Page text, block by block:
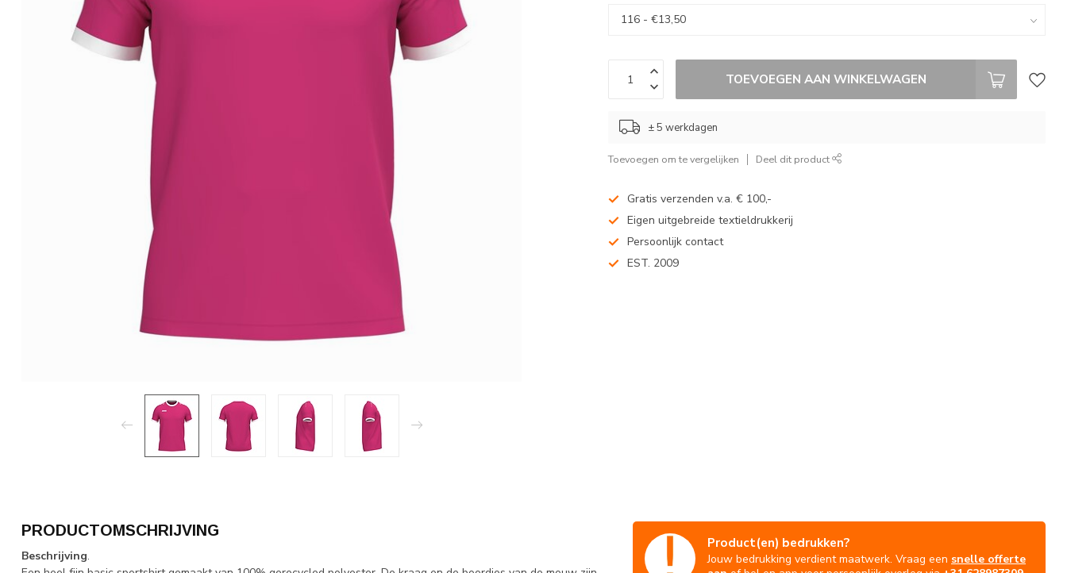
TOEVOEGEN AAN WINKELWAGEN
± 5 werkdagen
Toevoegen om te vergelijken Deel dit product
Gratis verzenden v.a. € 100,-
Eigen uitgebreide textieldrukkerij
Persoonlijk contact
EST. 2009
PRODUCTOMSCHRIJVING
Beschrijving.
Product(en) bedrukken?
Jouw bedrukking verdient maatwerk. Vraag een snelle offerte